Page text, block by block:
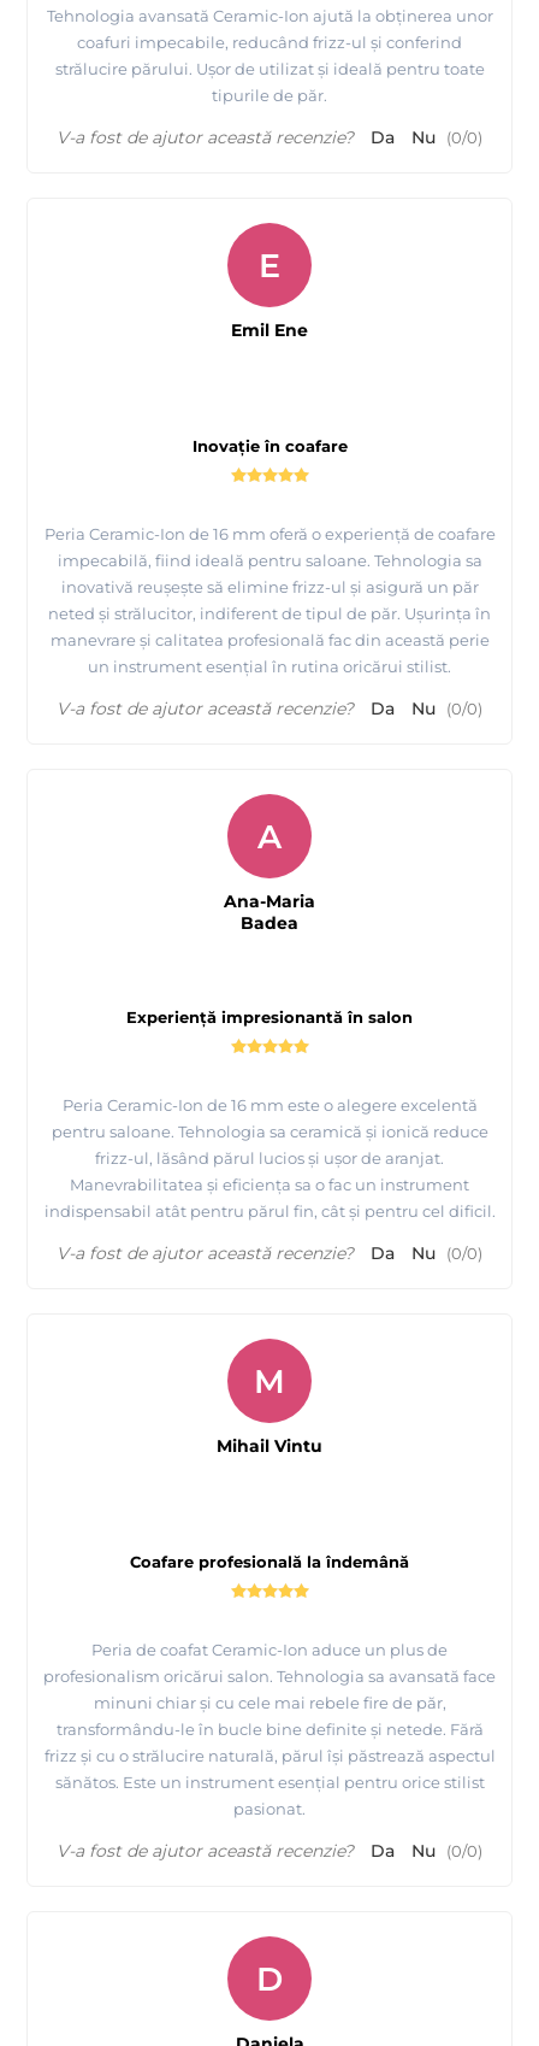
Tehnologia avansată Ceramic-Ion ajută la obținerea unor
coafuri impecabile, reducând frizz-ul și conferind
strălucire părului. Ușor de utilizat și ideală pentru toate
tipurile de păr.
V-a fost de ajutor această recenzie? Da Nu (0/0)
Inovație în coafare
Peria Ceramic-Ion de 16 mm oferă o experiență de coafare
impecabilă, fiind ideală pentru saloane. Tehnologia sa
inovativă reușește să elimine frizz-ul și asigură un păr
neted și strălucitor, indiferent de tipul de păr. Ușurința în
manevrare și calitatea profesională fac din această perie
un instrument esențial în rutina oricărui stilist.
E
Emil Ene
V-a fost de ajutor această recenzie? Da Nu (0/0)
Experiență impresionantă în salon
Peria Ceramic-Ion de 16 mm este o alegere excelentă
pentru saloane. Tehnologia sa ceramică și ionică reduce
frizz-ul, lăsând părul lucios și ușor de aranjat.
Manevrabilitatea și eficiența sa o fac un instrument
indispensabil atât pentru părul fin, cât și pentru cel dificil.
A
Ana-Maria
Badea
V-a fost de ajutor această recenzie? Da Nu (0/0)
Coafare profesională la îndemână
Peria de coafat Ceramic-Ion aduce un plus de
profesionalism oricărui salon. Tehnologia sa avansată face
minuni chiar și cu cele mai rebele fire de păr,
transformându-le în bucle bine definite și netede. Fără
frizz și cu o strălucire naturală, părul își păstrează aspectul
sănătos. Este un instrument esențial pentru orice stilist
pasionat.
M
Mihail Vintu
V-a fost de ajutor această recenzie? Da Nu (0/0)
D